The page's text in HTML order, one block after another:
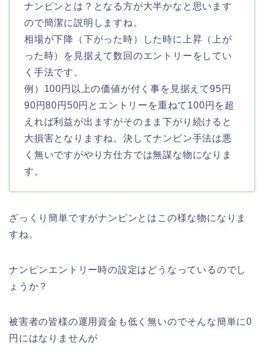
ナンピンとは？となる方が大半かなと思います
ので簡潔に説明しますね。
相場が下降（下がった時）した時に上昇（上が
った時）を見据えて数回のエントリーをしてい
く手法です。
例）100円以上の価値が付く事を見据えて95円
90円80円50円とエントリーを重ねて100円を超
えれば利益が出ますがそのまま下がり続けると
大損害となりますね。決してナンピン手法は悪
く無いですがやり方仕方では無謀な物になりま
す。
ざっくり簡単ですがナンピンとはこの様な物になりま
すね。
ナンピンエントリー時の設定はどうなっているのでし
ょうか？
被害者の皆様の運用資金も低く無いのでそんな簡単に0
円にはなりませんが